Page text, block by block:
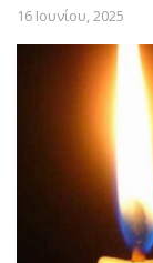
16 Ιουνίου, 2025